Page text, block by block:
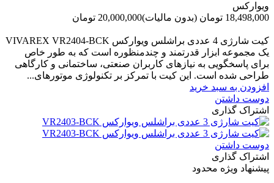
ویوارکس
18,498,000 تومان
(بدون مالیات)20,000,000 تومان
کیت شارژی 4 عددی براشلس ویوارکس VIVAREX VR2404-BCK
یک مجموعه ابزار قدرتمند و چندمنظوره است که به طور خاص
برای پاسخگویی به نیازهای کاربران صنعتی، ساختمانی و کارگاهی
طراحی شده است. این کیت با تمرکز بر تکنولوژی موتورهای...
افزودن به سبد خرید
دوست داشتن
اشتراک گذاری
دوست داشتن
اشتراک گذاری
پیشنهاد ویژه محدود